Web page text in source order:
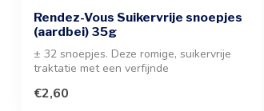
Rendez-Vous Suikervrije snoepjes
(aardbei) 35g
± 32 snoepjes. Deze romige, suikervrije
traktatie met een verfijnde
€2,60